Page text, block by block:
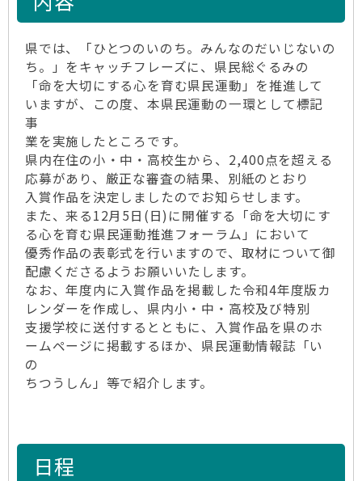
県では、「ひとつのいのち。みんなのだいじないの
ち。」をキャッチフレーズに、県民総ぐるみの
「命を大切にする心を育む県民運動」を推進して
いますが、この度、本県民運動の一環として標記
事
業を実施したところです。
県内在住の小・中・高校生から、2,400点を超える
応募があり、厳正な審査の結果、別紙のとおり
入賞作品を決定しましたのでお知らせします。
また、来る12月5日(日)に開催する「命を大切にす
る心を育む県民運動推進フォーラム」において
優秀作品の表彰式を行いますので、取材について御
配慮くださるようお願いいたします。
なお、年度内に入賞作品を掲載した令和4年度版カ
レンダーを作成し、県内小・中・高校及び特別
支援学校に送付するとともに、入賞作品を県のホ
ームページに掲載するほか、県民運動情報誌「い
の
ちつうしん」等で紹介します。
日程